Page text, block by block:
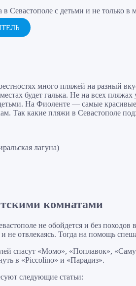
Севастополе с детьми и не только в
много пляжей на разный
будет галька. Не на всех
На Фиоленте — самые
Так какие пляжи в Севастополе
лагуна)
комнатами
не обойдется и без
не отвлекаясь. Тогда на помощь
спасут «Момо», «Поплавок»,
в «Piccolino» и «Парадиз».
следующие статьи: